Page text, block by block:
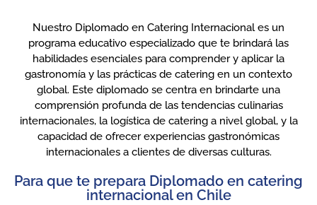
Nuestro Diplomado en Catering Internacional es un
programa educativo especializado que te brindará las
habilidades esenciales para comprender y aplicar la
gastronomía y las prácticas de catering en un contexto
global. Este diplomado se centra en brindarte una
comprensión profunda de las tendencias culinarias
internacionales, la logística de catering a nivel global, y la
capacidad de ofrecer experiencias gastronómicas
internacionales a clientes de diversas culturas.
Para que te prepara Diplomado en catering
internacional en Chile